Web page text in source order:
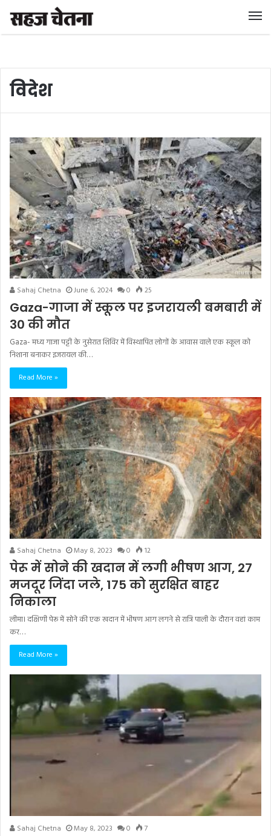
विदेश
Sahaj Chetna June 6, 2024 0 25
Gaza-गाजा में स्कूल पर इजरायली बमबारी में
30 की मौत
Gaza- मध्य गाजा पट्टी के नुसेरात शिविर में विस्थापित लोगों के आवास वाले एक स्कूल को
निशाना बनाकर इजरायल की…
Read More »
Sahaj Chetna May 8, 2023 0 12
पेरू में सोने की खदान में लगी भीषण आग, 27
मजदूर जिंदा जले, 175 को सुरक्षित बाहर
निकाला
लीमा। दक्षिणी पेरू में सोने की एक खदान में भीषण आग लगने से रात्रि पाली के दौरान वहां काम
कर…
Read More »
Sahaj Chetna May 8, 2023 0 7